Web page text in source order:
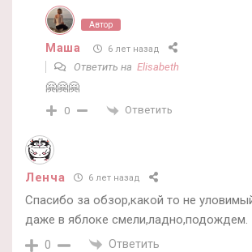
Автор
Маша 6 лет назад
Ответить на Elisabeth
🤗🤗🤗
0 Ответить
Ленча 6 лет назад
Спасибо за обзор,какой то не
даже в яблоке смели,ладно,подождем.
0 Ответить